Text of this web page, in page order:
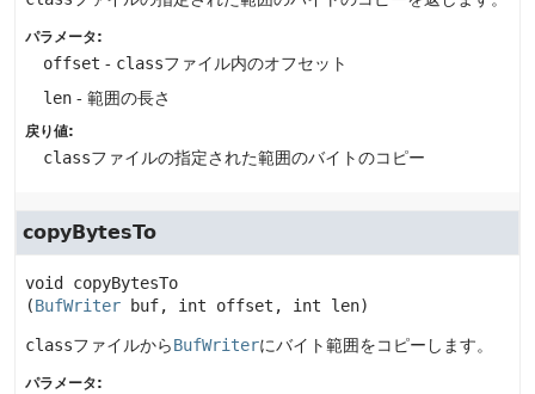
パラメータ:
offset - classファイル内のオフセット
len - 範囲の長さ
戻り値:
classファイルの指定された範囲のバイトのコピー
copyBytesTo
void
copyBytesTo
(BufWriter buf, int offset, int len)
classファイルからBufWriterにバイト範囲をコピーします。
パラメータ: